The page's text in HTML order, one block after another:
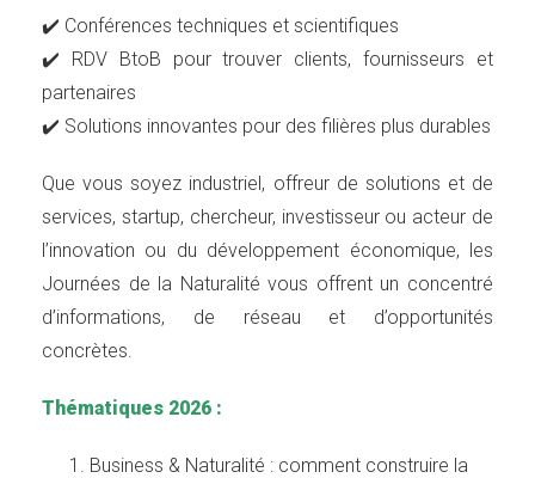
✔️ Conférences techniques et scientifiques
✔️ RDV BtoB pour trouver clients, fournisseurs et
partenaires
✔️ Solutions innovantes pour des filières plus durables
Que vous soyez industriel, offreur de solutions et de
services, startup, chercheur, investisseur ou acteur de
l’innovation ou du développement économique, les
Journées de la Naturalité vous offrent un concentré
d’informations, de réseau et d’opportunités
concrètes.
Thématiques 2026 :
Business & Naturalité : comment construire la